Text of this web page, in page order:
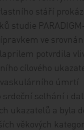
stáří
studie
ve
potvrdila
cílového
úmrtí
srdeční selhání i
ukazatelů a byla
věkových